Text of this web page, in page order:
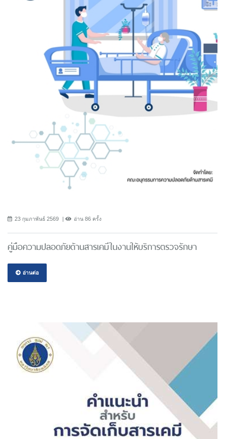
23 กุมภาพันธ์ 2569 อ่าน 86 ครั้ง
คู่มือความปลอดภัยด้านสารเคมีในงานให้บริการตรวจรักษา
อ่านต่อ